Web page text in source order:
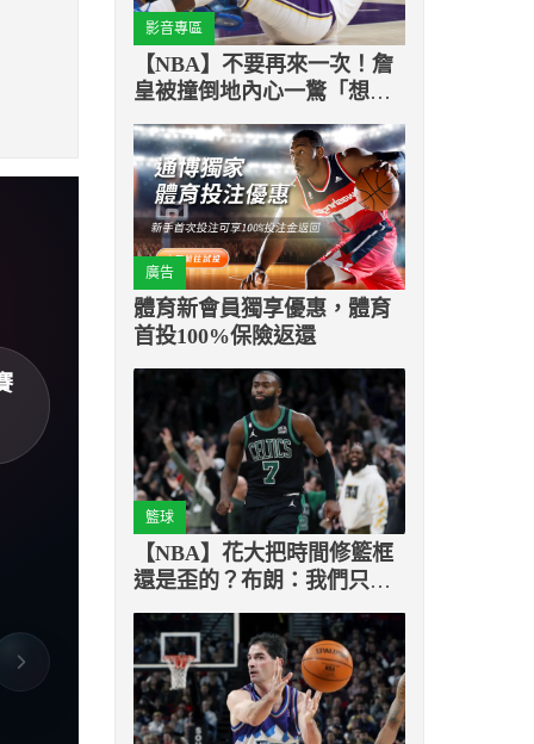
影音專區
【NBA】不要再來一次！詹
皇被撞倒地內心一驚「想到
上季踝傷」
廣告
體育新會員獨享優惠，體育
首投100%保險返還
籃球
【NBA】花大把時間修籃框
還是歪的？布朗：我們只是
在浪費時間